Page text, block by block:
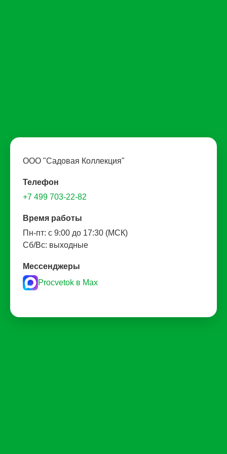
ООО "Садовая Коллекция"
Телефон
+7 499 703-22-82
Время работы
Пн-пт: с 9:00 до 17:30 (МСК)
Сб/Вс: выходные
Мессенджеры
Procvetok в Max